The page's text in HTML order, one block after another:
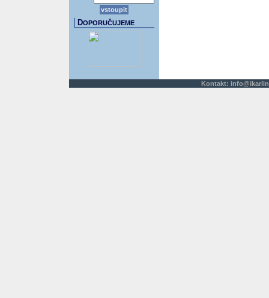
DOPORUČUJEME
Kontakt: